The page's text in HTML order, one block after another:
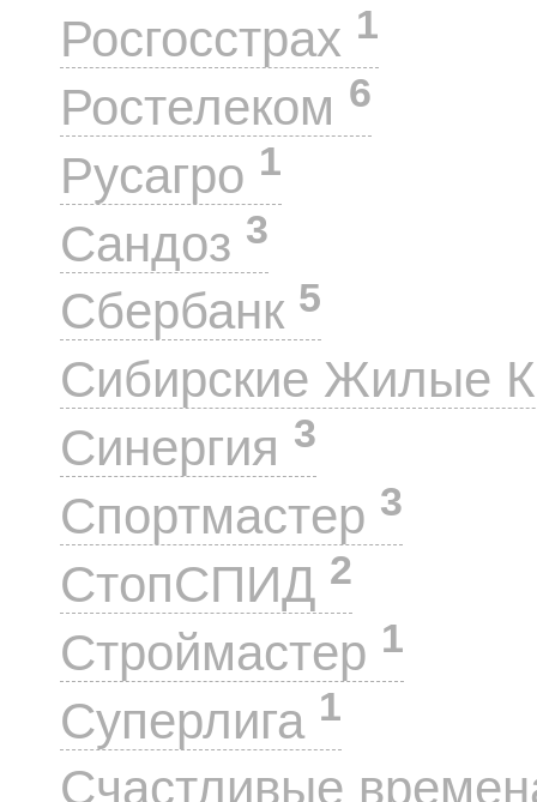
Росгосстрах 1
Ростелеком 6
Русагро 1
Сандоз 3
Сбербанк 5
Сибирские Жилые
Синергия 3
Спортмастер 3
СтопСПИД 2
Строймастер 1
Суперлига 1
Счастливые